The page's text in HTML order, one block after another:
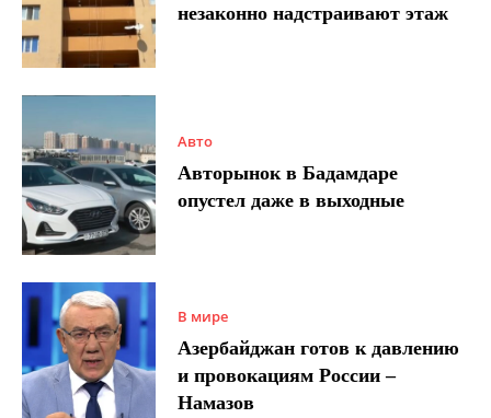
незаконно надстраивают этаж
Авто
Авторынок в Бадамдаре
опустел даже в выходные
В мире
Азербайджан готов к давлению
и провокациям России –
Намазов